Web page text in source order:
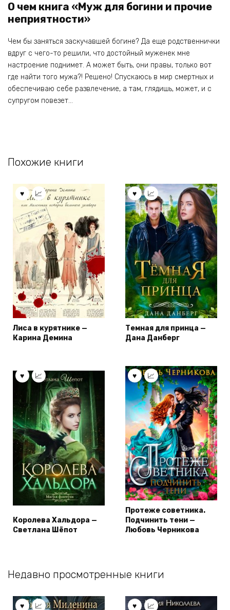
О чем книга «Муж для богини и прочие
неприятности»
Чем бы заняться заскучавшей богине? Да еще родственнички
вдруг с чего-то решили, что достойный муженек мне
настроение поднимет. А может быть, они правы, только вот
где найти того мужа?! Решено! Спускаюсь в мир смертных и
обеспечиваю себе развлечение, а там, глядишь, может, и с
супругом повезет…
Похожие книги
Лиса в курятнике —
Карина Демина
Темная для принца —
Дана Данберг
Королева Хальдора —
Светлана Шёпот
Протеже советника.
Подчинить тени —
Любовь Черникова
Недавно просмотренные книги